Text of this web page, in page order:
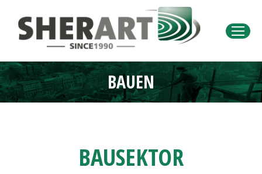
BAUEN
Sie befinden sich hier:
BAUSEKTOR